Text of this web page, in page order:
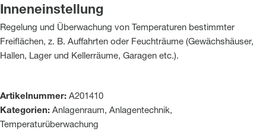
Inneneinstellung
Regelung und Überwachung von Temperaturen bestimmter
Freiflächen, z. B. Auffahrten oder Feuchträume (Gewächshäuser,
Hallen, Lager und Kellerräume, Garagen etc.).
Artikelnummer: A201410
Kategorien: Anlagenraum, Anlagentechnik,
Temperaturüberwachung